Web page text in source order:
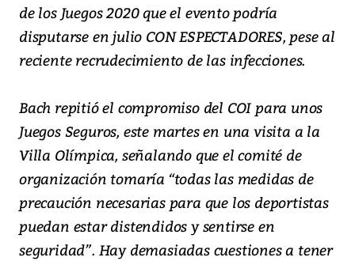
de los Juegos 2020 que el evento podría
disputarse en julio CON ESPECTADORES, pese al
reciente recrudecimiento de las infecciones.
Bach repitió el compromiso del COI para unos
Juegos Seguros, este martes en una visita a la
Villa Olímpica, señalando que el comité de
organización tomaría “todas las medidas de
precaución necesarias para que los deportistas
puedan estar distendidos y sentirse en
seguridad”. Hay demasiadas cuestiones a tener